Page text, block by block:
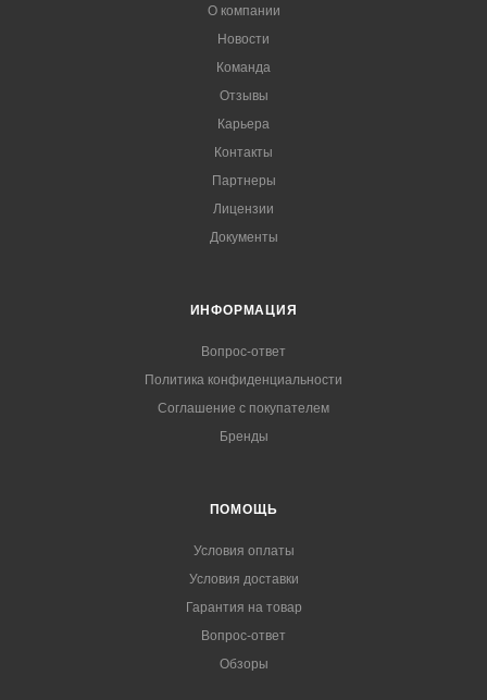
О компании
Новости
Команда
Отзывы
Карьера
Контакты
Партнеры
Лицензии
Документы
ИНФОРМАЦИЯ
Вопрос-ответ
Политика конфиденциальности
Соглашение с покупателем
Бренды
ПОМОЩЬ
Условия оплаты
Условия доставки
Гарантия на товар
Вопрос-ответ
Обзоры